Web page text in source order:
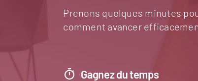
Prenons quelques minutes
comment avancer
Gagnez du temps